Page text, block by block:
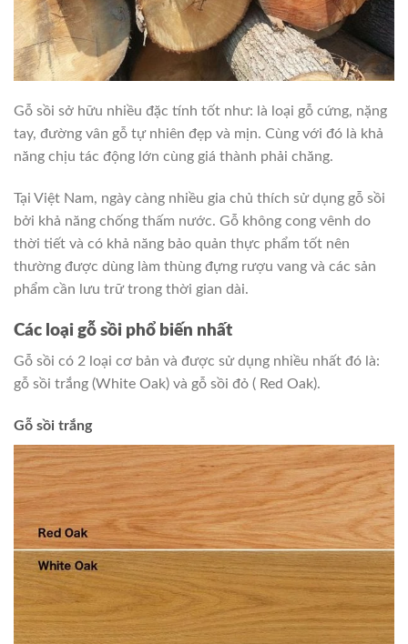
Gỗ sồi sở hữu nhiều đặc tính tốt như: là loại gỗ cứng, nặng
tay, đường vân gỗ tự nhiên đẹp và mịn. Cùng với đó là khả
năng chịu tác động lớn cùng giá thành phải chăng.
Tại Việt Nam, ngày càng nhiều gia chủ thích sử dụng gỗ sồi
bởi khả năng chống thấm nước. Gỗ không cong vênh do
thời tiết và có khả năng bảo quản thực phẩm tốt nên
thường được dùng làm thùng đựng rượu vang và các sản
phẩm cần lưu trữ trong thời gian dài.
Các loại gỗ sồi phổ biến nhất
Gỗ sồi có 2 loại cơ bản và được sử dụng nhiều nhất đó là:
gỗ sồi trắng (White Oak) và gỗ sồi đỏ ( Red Oak).
Gỗ sồi trắng